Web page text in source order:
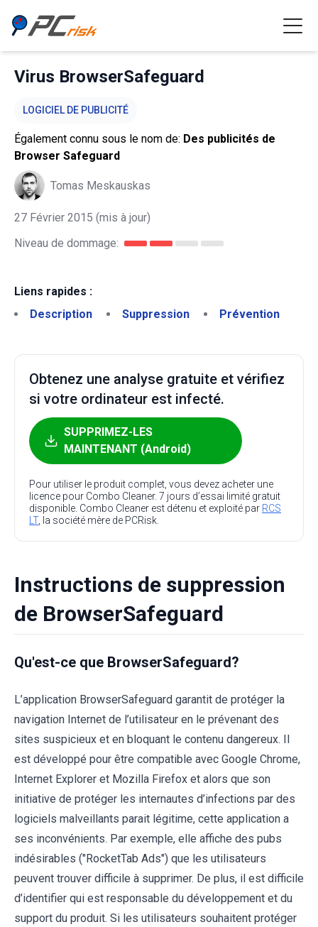
Virus BrowserSafeguard
LOGICIEL DE PUBLICITÉ
Également connu sous le nom de: Des publicités de
Browser Safeguard
Tomas Meskauskas
27 Février 2015 (mis à jour)
Niveau de dommage:
Liens rapides :
Description
Suppression Prévention
Obtenez une analyse gratuite et vérifiez
si votre ordinateur est infecté.
SUPPRIMEZ-LES
MAINTENANT (Android)
Pour utiliser le produit complet, vous devez acheter une
licence pour Combo Cleaner. 7 jours d’essai limité gratuit
disponible. Combo Cleaner est détenu et exploité par RCS
LT, la société mère de PCRisk.
Instructions de suppression
de BrowserSafeguard
Qu'est-ce que BrowserSafeguard?
L’application BrowserSafeguard garantit de protéger la
navigation Internet de l’utilisateur en le prévenant des
sites suspicieux et en bloquant le contenu dangereux. Il
est développé pour être compatible avec Google Chrome,
Internet Explorer et Mozilla Firefox et alors que son
initiative de protéger les internautes d’infections par des
logiciels malveillants parait légitime, cette application a
ses inconvénients. Par exemple, elle affiche des pubs
indésirables ("RocketTab Ads") que les utilisateurs
peuvent trouver difficile à supprimer. De plus, il est difficile
d’identifier qui est responsable du développement et du
support du produit. Si les utilisateurs souhaitent protéger